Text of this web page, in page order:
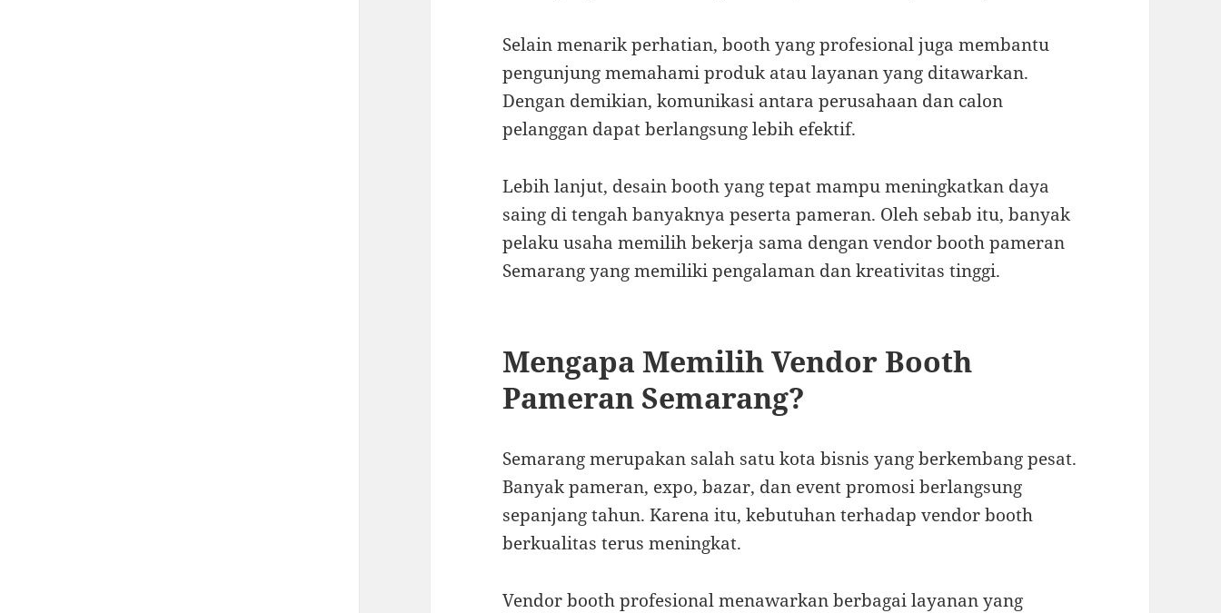
Selain menarik perhatian, booth yang profesional juga membantu
pengunjung memahami produk atau layanan yang ditawarkan.
Dengan demikian, komunikasi antara perusahaan dan calon
pelanggan dapat berlangsung lebih efektif.
Lebih lanjut, desain booth yang tepat mampu meningkatkan daya
saing di tengah banyaknya peserta pameran. Oleh sebab itu, banyak
pelaku usaha memilih bekerja sama dengan vendor booth pameran
Semarang yang memiliki pengalaman dan kreativitas tinggi.
Mengapa Memilih Vendor Booth
Pameran Semarang?
Semarang merupakan salah satu kota bisnis yang berkembang pesat.
Banyak pameran, expo, bazar, dan event promosi berlangsung
sepanjang tahun. Karena itu, kebutuhan terhadap vendor booth
berkualitas terus meningkat.
Vendor booth profesional menawarkan berbagai layanan yang